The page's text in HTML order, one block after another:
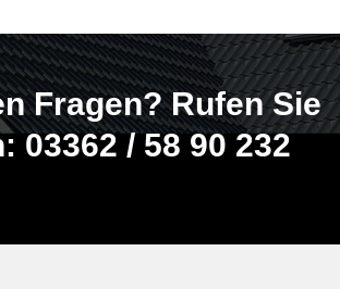
Fragen? Rufen Sie
03362 / 58 90 232